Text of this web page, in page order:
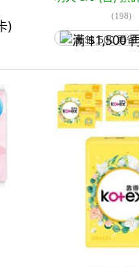
(198)
满 $1,500 再省